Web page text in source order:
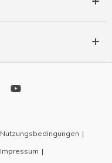
Nutzungsbedingungen
Impressum